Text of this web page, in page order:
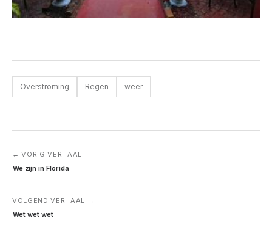
Overstroming Regen weer
← VORIG VERHAAL
We zijn in Florida
VOLGEND VERHAAL →
Wet wet wet